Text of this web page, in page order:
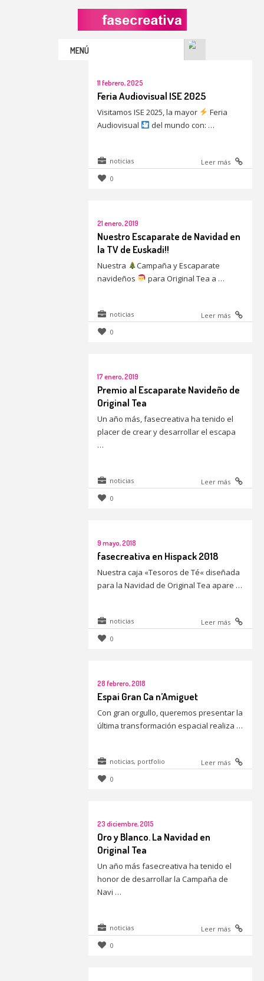
MENÚ
11 febrero, 2025
Feria Audiovisual ISE 2025
Visitamos ISE 2025, la mayor
Feria
Audiovisual
del mundo con: …
noticias
0
Leer más
21 enero, 2019
Nuestro Escaparate de Navidad en
la TV de Euskadi!!
Nuestra
Campaña y Escaparate
navideños
para Original Tea a …
noticias
0
Leer más
17 enero, 2019
Premio al Escaparate Navideño de
Original Tea
Un año más, fasecreativa ha tenido el
placer de crear y desarrollar el escapa
…
noticias
0
Leer más
9 mayo, 2018
fasecreativa en Hispack 2018
Nuestra caja «Tesoros de Té« diseñada
para la Navidad de Original Tea apare …
noticias
0
Leer más
28 febrero, 2018
Espai Gran Ca n’Amiguet
Con gran orgullo, queremos presentar la
última transformación espacial realiza …
noticias, portfolio
0
Leer más
23 diciembre, 2015
Oro y Blanco. La Navidad en
Original Tea
Un año más fasecreativa ha tenido el
honor de desarrollar la Campaña de
Navi …
noticias
0
Leer más